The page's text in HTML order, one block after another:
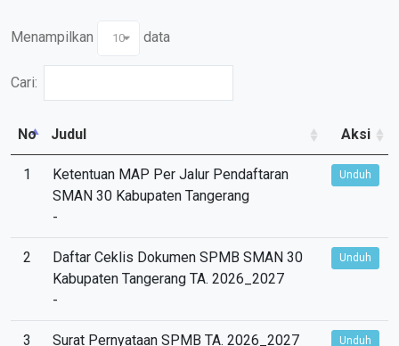
Menampilkan 10 data
Cari:
No Judul Aksi
1
Ketentuan MAP Per Jalur Pendaftaran
SMAN 30 Kabupaten Tangerang
-
Unduh
2
Daftar Ceklis Dokumen SPMB SMAN 30
Kabupaten Tangerang TA. 2026_2027
-
Unduh
3
Surat Pernyataan SPMB TA. 2026_2027
Unduh